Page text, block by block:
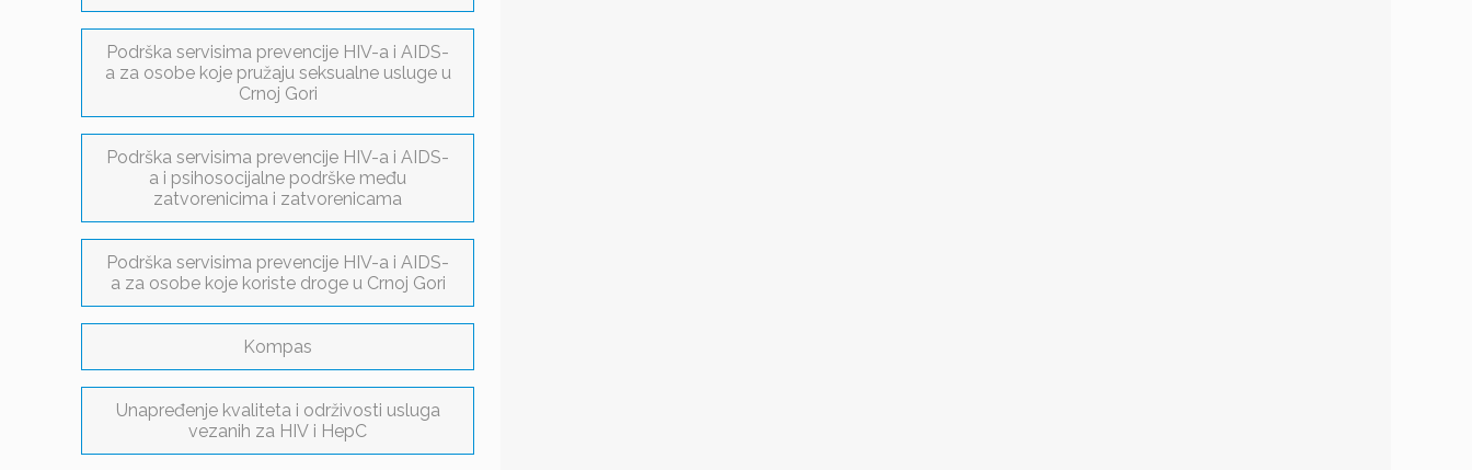
Podrška servisima prevencije HIV-a i AIDS-
a za osobe koje pružaju seksualne usluge u
Crnoj Gori
Podrška servisima prevencije HIV-a i AIDS-
a i psihosocijalne podrške među
zatvorenicima i zatvorenicama
Podrška servisima prevencije HIV-a i AIDS-
a za osobe koje koriste droge u Crnoj Gori
Kompas
Unapređenje kvaliteta i održivosti usluga
vezanih za HIV i HepC